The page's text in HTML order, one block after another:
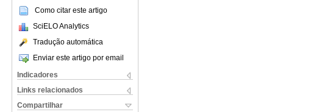
Como citar este artigo
SciELO Analytics
Tradução automática
Enviar este artigo por email
Indicadores
Links relacionados
Compartilhar